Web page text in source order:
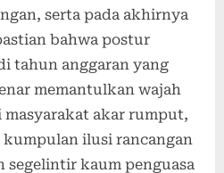
serta pada akhirnya
bahwa postur
tahun anggaran yang
memantulkan wajah
akar rumput,
ilusi rancangan
segelintir kaum penguasa